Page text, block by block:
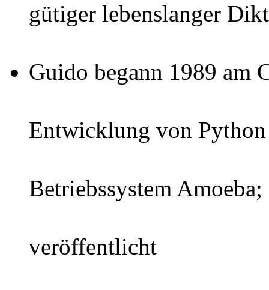
gütiger lebenslanger
Guido begann 1989 am
Entwicklung von
Betriebssystem
veröffentlicht